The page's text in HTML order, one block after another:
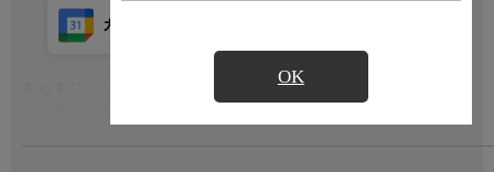
OK
カレンダー登録